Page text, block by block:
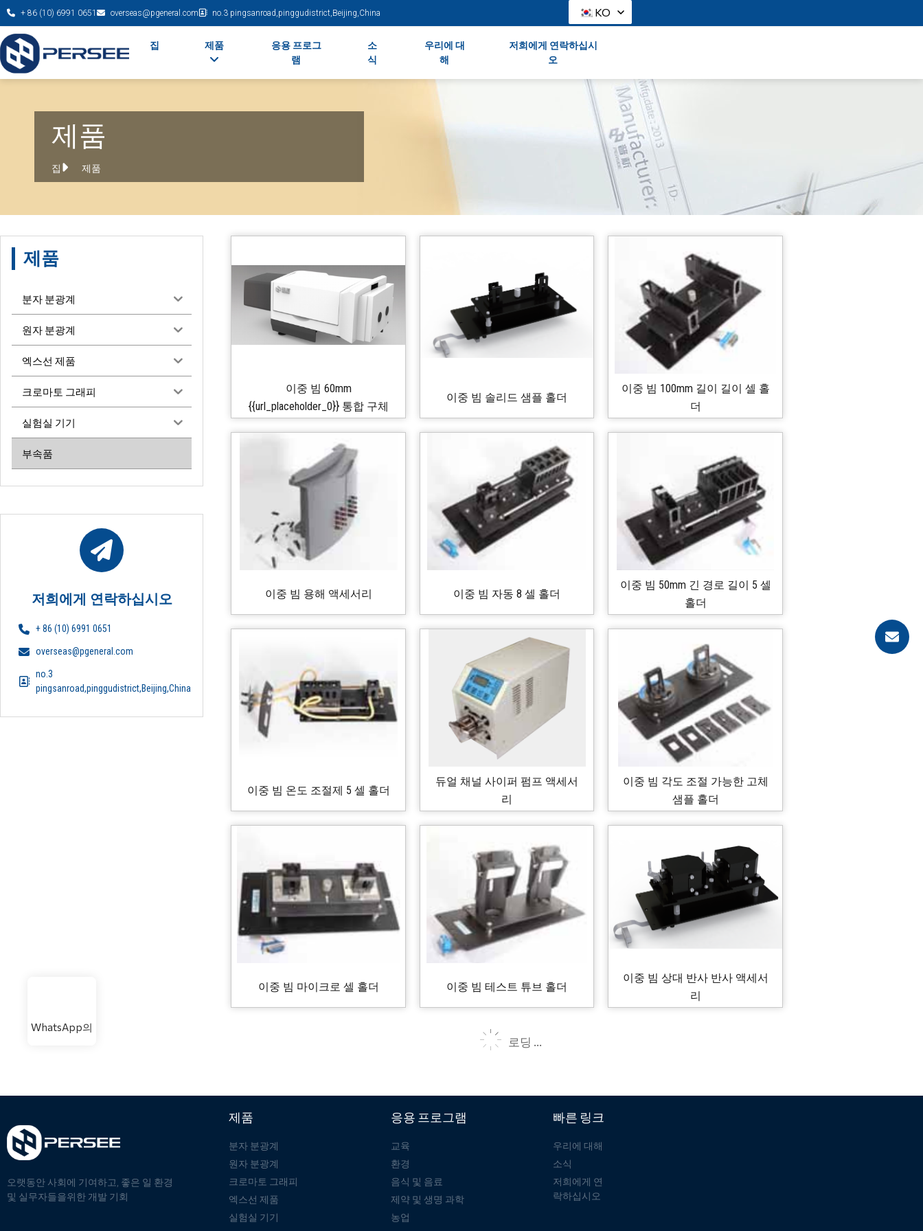
+ 86 (10) 6991 0651 overseas@pgeneral.com no.3 pingsanroad,pinggudistrict,Beijing,China KO
집 제품
응용 프로그
램
소
식
우리에 대
해
저희에게 연락하십시
오
제품
집 제품
제품
분자 분광계
원자 분광계
엑스선 제품
크로마토 그래피
실험실 기기
부속품
저희에게 연락하십시오
+ 86 (10) 6991 0651
overseas@pgeneral.com
no.3
pingsanroad,pinggudistrict,Beijing,China
이중 빔 60mm
{{url_placeholder_0}} 통합 구체
이중 빔 솔리드 샘플 홀더
이중 빔 100mm 길이 길이 셀 홀
더
이중 빔 용해 액세서리 이중 빔 자동 8 셀 홀더
이중 빔 50mm 긴 경로 길이 5 셀
홀더
이중 빔 온도 조절제 5 셀 홀더
듀얼 채널 사이퍼 펌프 액세서
리
이중 빔 각도 조절 가능한 고체
샘플 홀더
이중 빔 마이크로 셀 홀더 이중 빔 테스트 튜브 홀더
이중 빔 상대 반사 반사 액세서
리
로딩 ...
오랫동안 사회에 기여하고, 좋은 일 환경
및 실무자들을위한 개발 기회
제품
분자 분광계
원자 분광계
크로마토 그래피
엑스선 제품
실험실 기기
응용 프로그램
교육
환경
음식 및 음료
제약 및 생명 과학
농업
빠른 링크
우리에 대해
소식
저희에게 연
락하십시오
WhatsApp의